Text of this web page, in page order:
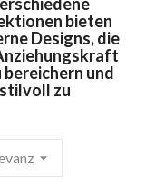
bieten
Designs, die
bereichern und
zu
arrow_drop_down